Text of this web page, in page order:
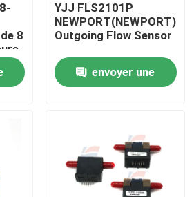
8
YJJ FLS2101P
Outgoing Flow Sensor
envoyer une